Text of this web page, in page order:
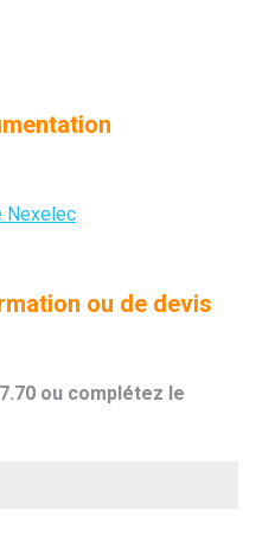
Nexelec
ou de devis
ou complétez le